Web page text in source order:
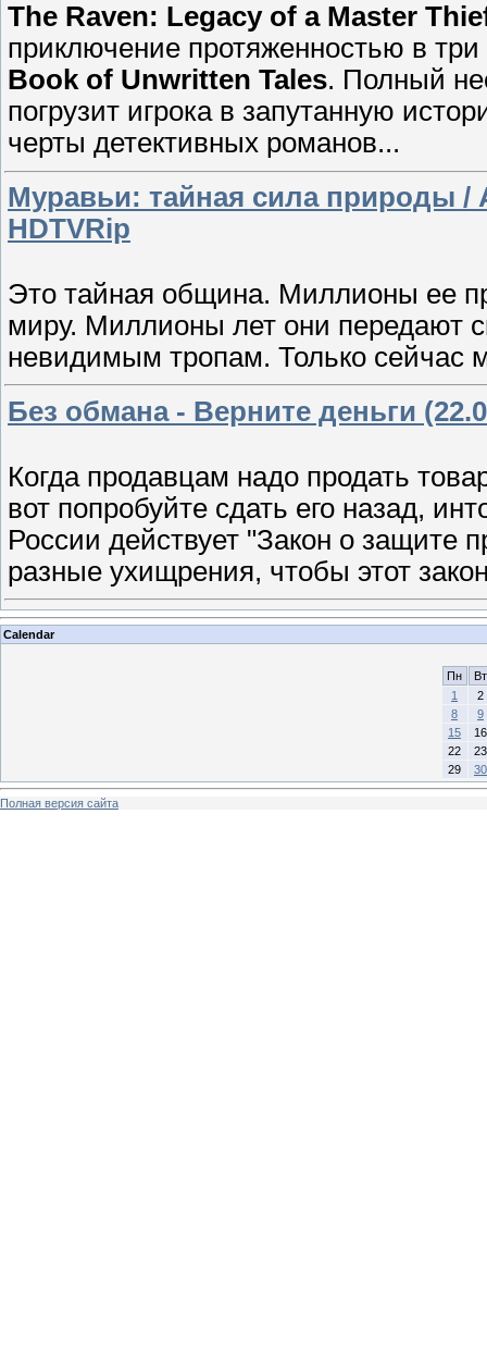
The Raven: Legacy of a Master
приключение протяженностью в
Book of Unwritten Tales. Полный
погрузит игрока в запутанную
черты детективных романов...
Муравьи: тайная сила природы /
HDTVRip
Это тайная община. Миллионы ее
миру. Миллионы лет они передают
невидимым тропам. Только сейчас
Без обмана - Верните деньги
Когда продавцам надо продать
вот попробуйте сдать его назад,
России действует "Закон о защите
разные ухищрения, чтобы этот
Calendar
Пн
Вт
1
2
8
9
15
16
22
23
29
30
Полная версия сайта